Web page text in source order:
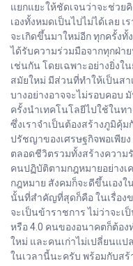
แยกแยะให้ชัดเจนว่าจะช่วย
เองทั้งหมดเป็นไปไม่ได้เลย
จะเกิดขึ้นมาใหม่อีก ทุกครั้งทั้
ได้รับความร่วมมือจากทุกฝ่
เช่นกัน โดยเฉพาะอย่างยิ่ง
สมัยใหม่ มีส่วนที่ทำให้เป็นส
บางอย่างอาจจะไม่รอบคอบ
ครั้งนำเทคโนโลยีไปใช้ในท
ซึ่งเราจำเป็นต้องสร้างภูมิคุ้
ปรัชญาของเศรษฐกิจพอเพียง
ตลอดชีวิตรวมทั้งสร้างความ
คนปฏิบัติตามกฎหมายอย่างเ
กฎหมาย สังคมก็จะดีขึ้นเองใ
นั้นที่สำคัญที่สุดก็คือ ในเรื่อง
จะเป็นข้าราชการ ไม่ว่าจะเ
หรือ 4.0 คนของอนาคตก็ต้อ
ใหม่ และคนเก่าไม่เปลี่ยนแ
ในเวลานี้นะครับ พร้อมกับส